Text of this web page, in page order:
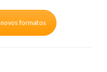
formatos